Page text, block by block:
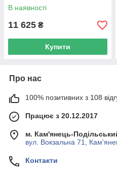
В наявності
11 625 ₴
Купити
Про нас
100% позитивних з 108
Працює з 20.12.2017
м. Кам'янець-
вул. Вокзальна 71,
Контакти